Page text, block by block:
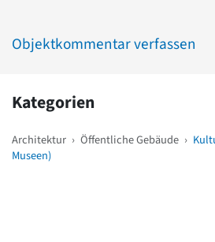
Objektkommentar verfassen
Kategorien
Architektur › Öffentliche Gebäude ›
Museen)